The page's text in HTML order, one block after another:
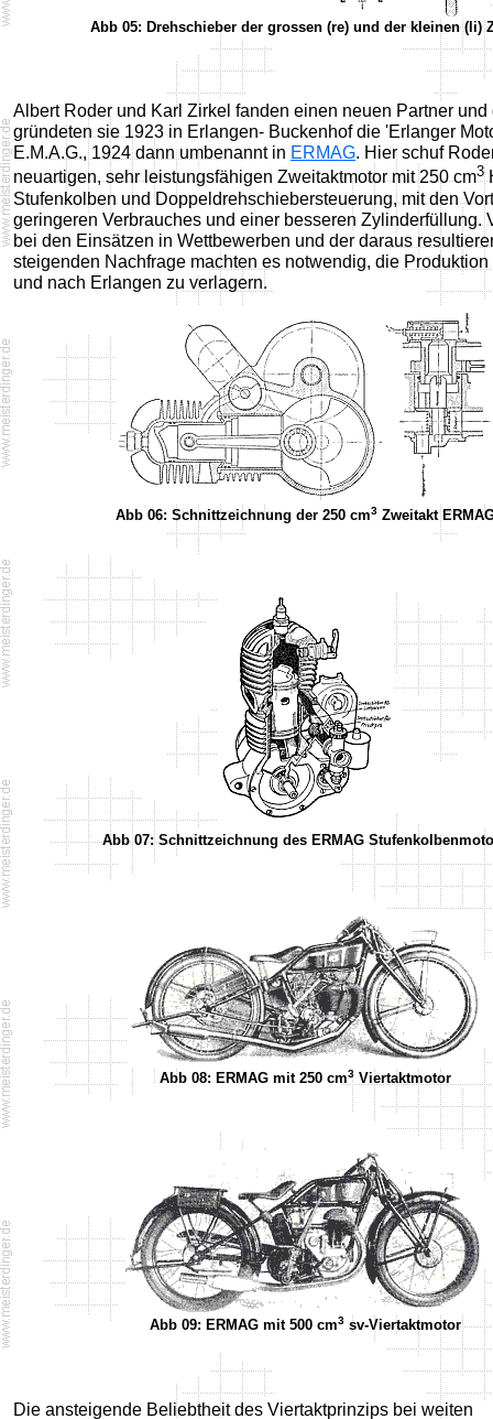
Abb 05: Drehschieber der grossen (re) und der kleinen (li)
Albert Roder und Karl Zirkel fanden einen neuen Partner und
gründeten sie 1923 in Erlangen- Buckenhof die 'Erlanger
E.M.A.G., 1924 dann umbenannt in ERMAG. Hier schuf
neuartigen, sehr leistungsfähigen Zweitaktmotor mit 250 cm3
Stufenkolben und Doppeldrehschiebersteuerung, mit den
geringeren Verbrauches und einer besseren Zylinderfüllung.
bei den Einsätzen in Wettbewerben und der daraus
steigenden Nachfrage machten es notwendig, die
und nach Erlangen zu verlagern.
Abb 06: Schnittzeichnung der 250 cm3Zweitakt
Abb 07: Schnittzeichnung des ERMAG
Abb 08: ERMAG mit 250 cm3Viertaktmotor
Abb 09: ERMAG mit 500 cm3sv-Viertaktmotor
Die ansteigende Beliebtheit des Viertaktprinzips bei weiten